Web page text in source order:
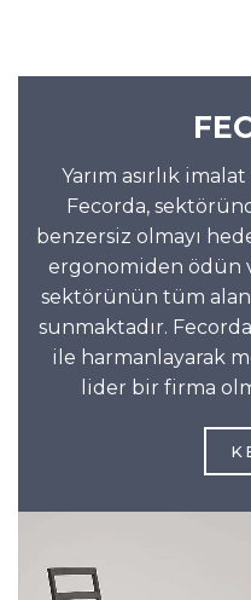
Yarım asırlık
Fecorda,
benzersiz olmayı
ergonomiden ödün
sektörünün tüm
sunmaktadır.
ile harmanlayarak
lider bir firma